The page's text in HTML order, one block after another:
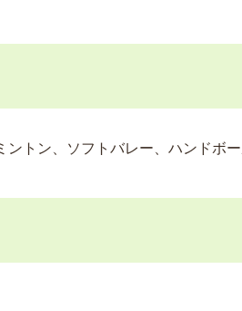
トン、ソフトバレー、ハンドボ